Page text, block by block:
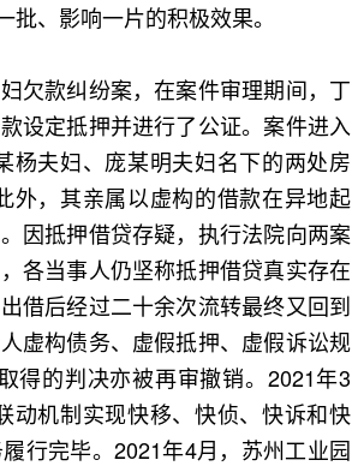
、影响一片的积极效果。
款纠纷案，在案件审理期间，丁
设定抵押并进行了公证。案件进入
杨夫妇、庞某明夫妇名下的两处房
外，其亲属以虚构的借款在异地起
因抵押借贷存疑，执行法院向两案
各当事人仍坚称抵押借贷真实存在
借后经过二十余次流转最终又回到
虚构债务、虚假抵押、虚假诉讼规
得的判决亦被再审撤销。2021年3
动机制实现快移、快侦、快诉和快
行完毕。2021年4月，苏州工业园